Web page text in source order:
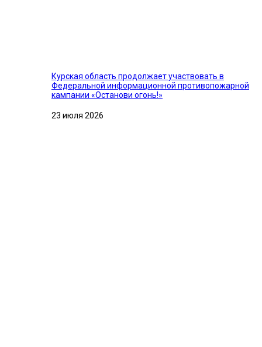
Курская область продолжает участвовать в
Федеральной информационной противопожарной
кампании «Останови огонь!»
23 июля 2026